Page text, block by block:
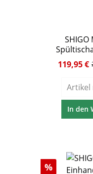
SHIGO
mit
119,95 €
Artikel
In den
Rabatt
%